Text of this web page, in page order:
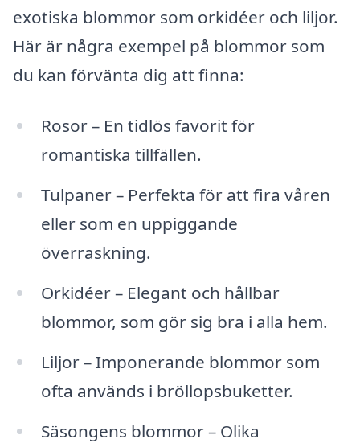
exotiska blommor som orkidéer och liljor.
Här är några exempel på blommor som
du kan förvänta dig att finna:
Rosor – En tidlös favorit för
romantiska tillfällen.
Tulpaner – Perfekta för att fira våren
eller som en uppiggande
överraskning.
Orkidéer – Elegant och hållbar
blommor, som gör sig bra i alla hem.
Liljor – Imponerande blommor som
ofta används i bröllopsbuketter.
Säsongens blommor – Olika